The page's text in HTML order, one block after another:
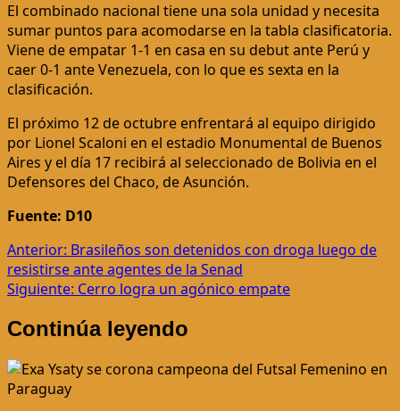
El combinado nacional tiene una sola unidad y necesita
sumar puntos para acomodarse en la tabla clasificatoria.
Viene de empatar 1-1 en casa en su debut ante Perú y
caer 0-1 ante Venezuela, con lo que es sexta en la
clasificación.
El próximo 12 de octubre enfrentará al equipo dirigido
por Lionel Scaloni en el estadio Monumental de Buenos
Aires y el día 17 recibirá al seleccionado de Bolivia en el
Defensores del Chaco, de Asunción.
Fuente: D10
Navegación
de
entradas
Anterior: Brasileños son detenidos con droga luego de
resistirse ante agentes de la Senad
Siguiente: Cerro logra un agónico empate
Continúa leyendo